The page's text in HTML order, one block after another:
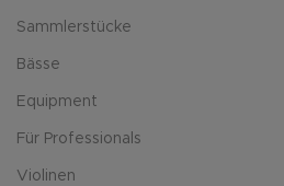
Sammlerstücke
Bässe
Equipment
Für Professionals
Violinen